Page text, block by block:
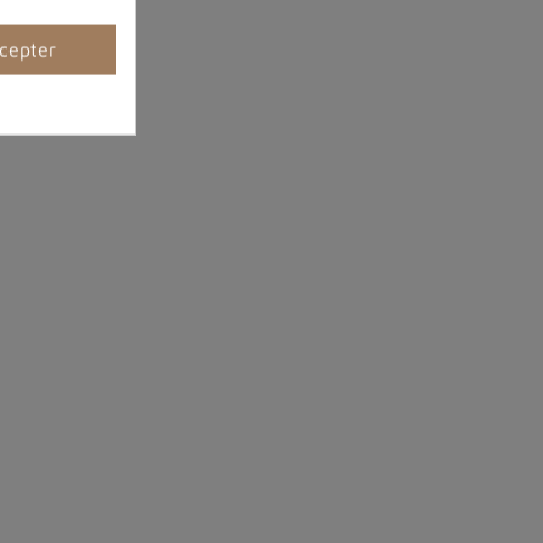
tirer les leçons des expériences passées, et en